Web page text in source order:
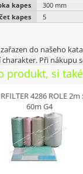
kapes
300 mm
kapes
5
do našeho
Při nákupu
produkt, si
4286 ROLE 2m
60m G4